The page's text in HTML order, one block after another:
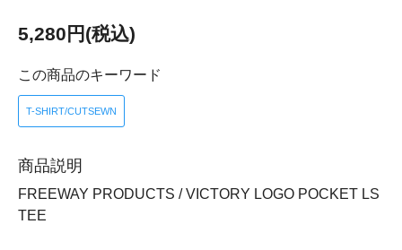
5,280円(税込)
この商品のキーワード
T-SHIRT/CUTSEWN
商品説明
FREEWAY PRODUCTS / VICTORY LOGO POCKET LS
TEE